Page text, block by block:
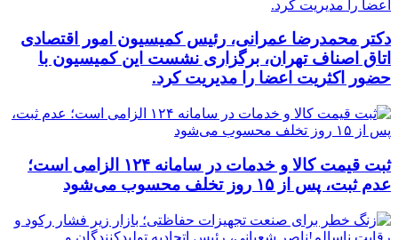
دکتر محمدرضا عمرانی، رئیس کمیسیون امور اقتصادی
اتاق اصناف تهران، برگزاری نشست این کمیسیون با
حضور اکثریت اعضا را مدیریت کرد.
ثبت قیمت کالا و خدمات در سامانه ۱۲۴ الزامی است؛
عدم ثبت، پس از ۱۵ روز تخلف محسوب می‌شود